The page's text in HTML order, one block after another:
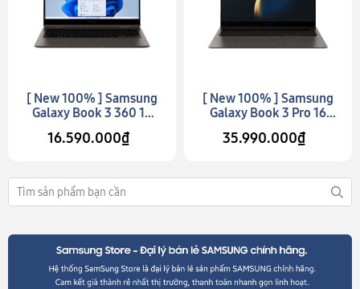
[ New 100% ] Samsung
Galaxy Book 3 360 13
16.590.000₫
[ New 100% ] Samsung
Galaxy Book 3 Pro 16
35.990.000₫